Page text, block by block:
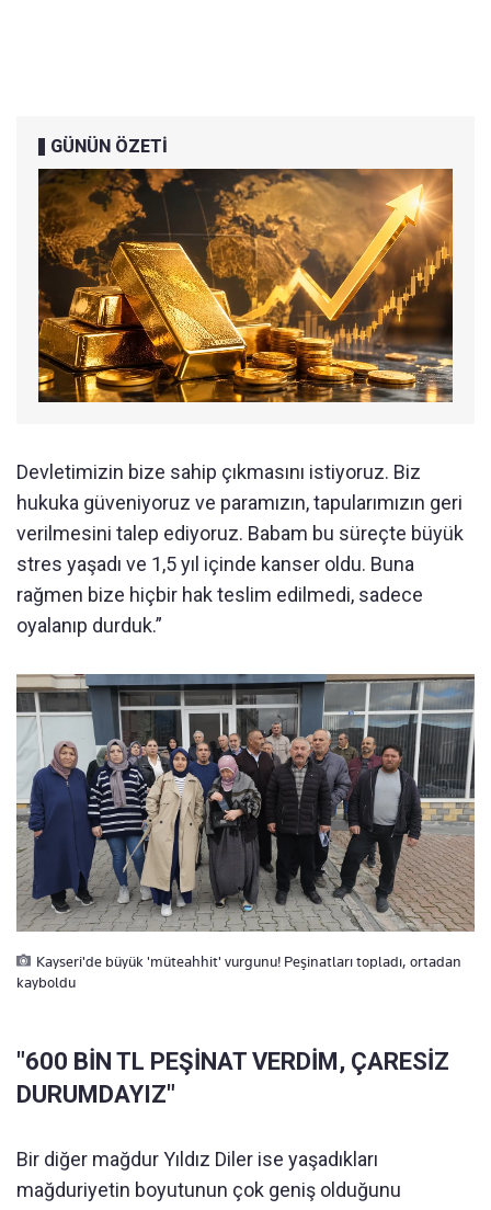
GÜNÜN ÖZETİ
Devletimizin bize sahip çıkmasını istiyoruz. Biz
hukuka güveniyoruz ve paramızın, tapularımızın geri
verilmesini talep ediyoruz. Babam bu süreçte büyük
stres yaşadı ve 1,5 yıl içinde kanser oldu. Buna
rağmen bize hiçbir hak teslim edilmedi, sadece
oyalanıp durduk.”
Kayseri'de büyük 'müteahhit' vurgunu! Peşinatları topladı, ortadan
kayboldu
"600 BİN TL PEŞİNAT VERDİM, ÇARESİZ
DURUMDAYIZ"
Bir diğer mağdur Yıldız Diler ise yaşadıkları
mağduriyetin boyutunun çok geniş olduğunu